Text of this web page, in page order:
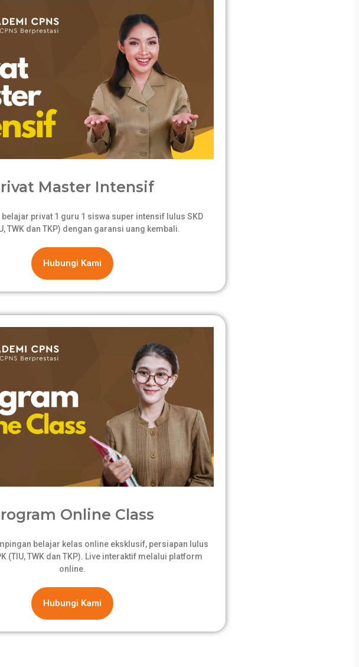
Master Intensif
privat 1 guru 1 siswa super intensif lulus SKD
TWK dan TKP) dengan garansi uang kembali.
Hubungi Kami
Online Class
belajar kelas online eksklusif, persiapan lulus
(TIU, TWK dan TKP). Live interaktif melalui platform
online.
Hubungi Kami